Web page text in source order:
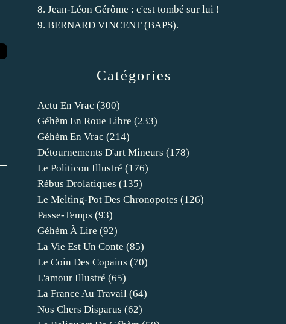
Catégories
Actu En Vrac (300)
Géhèm En Roue Libre (233)
Géhèm En Vrac (214)
Détournements D'art Mineurs (178)
Le Politicon Illustré (176)
Rébus Drolatiques (135)
Le Melting-Pot Des Chronopotes (126)
Passe-Temps (93)
Géhèm À Lire (92)
La Vie Est Un Conte (85)
Le Coin Des Copains (70)
L'amour Illustré (65)
La France Au Travail (64)
Nos Chers Disparus (62)
8. Jean-Léon Gérôme : c'est tombé sur lui !
9. BERNARD VINCENT (BAPS).